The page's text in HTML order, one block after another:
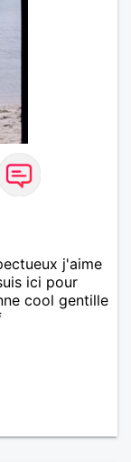
j'aime
ici pour
cool gentille